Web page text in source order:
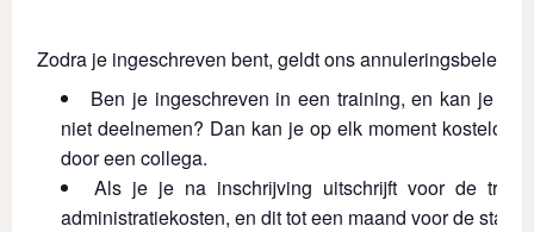
Zodra je ingeschreven bent, geldt ons annuleringsbeleid:
Ben je ingeschreven in een training, en kan je
niet deelnemen? Dan kan je op elk moment kosteloos
door een collega.
Als je je na inschrijving uitschrijft voor de
administratiekosten, en dit tot een maand voor de start